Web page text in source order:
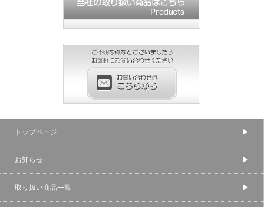
トップページ
お知らせ
取り扱い商品一覧